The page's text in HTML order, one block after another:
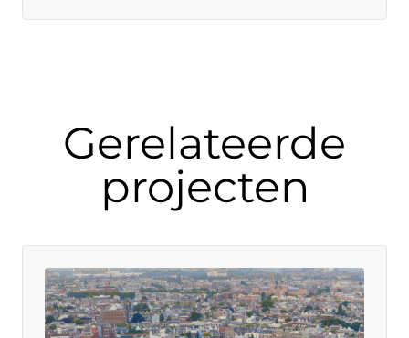
Gerelateerde
projecten